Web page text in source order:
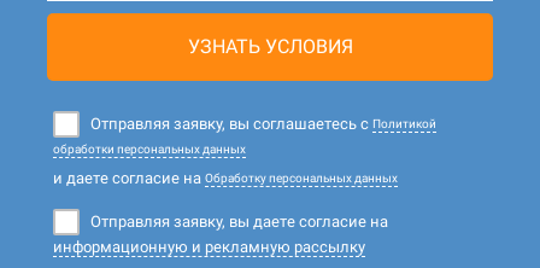
УЗНАТЬ УСЛОВИЯ
Отправляя заявку, вы соглашаетесь с Политикой
обработки персональных данных
и даете согласие на Обработку персональных данных
Отправляя заявку, вы даете согласие на
информационную и рекламную рассылку